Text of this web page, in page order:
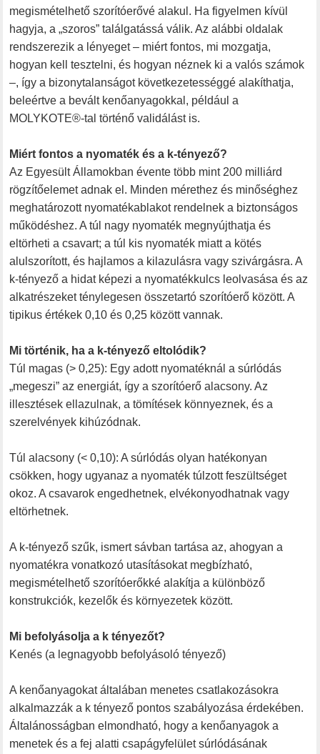
megismételhető szorítóerővé alakul. Ha figyelmen kívül
hagyja, a „szoros” találgatássá válik. Az alábbi oldalak
rendszerezik a lényeget – miért fontos, mi mozgatja,
hogyan kell tesztelni, és hogyan néznek ki a valós számok
–, így a bizonytalanságot következetességgé alakíthatja,
beleértve a bevált kenőanyagokkal, például a
MOLYKOTE®-tal történő validálást is.
Miért fontos a nyomaték és a k-tényező?
Az Egyesült Államokban évente több mint 200 milliárd
rögzítőelemet adnak el. Minden mérethez és minőséghez
meghatározott nyomatékablakot rendelnek a biztonságos
működéshez. A túl nagy nyomaték megnyújthatja és
eltörheti a csavart; a túl kis nyomaték miatt a kötés
alulszorított, és hajlamos a kilazulásra vagy szivárgásra. A
k-tényező a hidat képezi a nyomatékkulcs leolvasása és az
alkatrészeket ténylegesen összetartó szorítóerő között. A
tipikus értékek 0,10 és 0,25 között vannak.
Mi történik, ha a k-tényező eltolódik?
Túl magas (> 0,25): Egy adott nyomatéknál a súrlódás
„megeszi” az energiát, így a szorítóerő alacsony. Az
illesztések ellazulnak, a tömítések könnyeznek, és a
szerelvények kihúzódnak.
Túl alacsony (< 0,10): A súrlódás olyan hatékonyan
csökken, hogy ugyanaz a nyomaték túlzott feszültséget
okoz. A csavarok engedhetnek, elvékonyodhatnak vagy
eltörhetnek.
A k-tényező szűk, ismert sávban tartása az, ahogyan a
nyomatékra vonatkozó utasításokat megbízható,
megismételhető szorítóerőkké alakítja a különböző
konstrukciók, kezelők és környezetek között.
Mi befolyásolja a k tényezőt?
Kenés (a legnagyobb befolyásoló tényező)
A kenőanyagokat általában menetes csatlakozásokra
alkalmazzák a k tényező pontos szabályozása érdekében.
Általánosságban elmondható, hogy a kenőanyagok a
menetek és a fej alatti csapágyfelület súrlódásának